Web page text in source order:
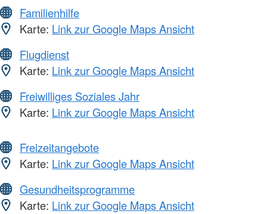
Familienhilfe
Karte: Link zur Google Maps Ansicht
Flugdienst
Karte: Link zur Google Maps Ansicht
Freiwilliges Soziales Jahr
Karte: Link zur Google Maps Ansicht
Freizeitangebote
Karte: Link zur Google Maps Ansicht
Gesundheitsprogramme
Karte: Link zur Google Maps Ansicht